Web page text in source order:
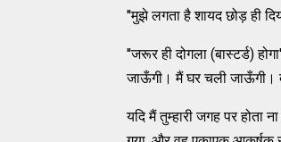
''मुझे लगता है शायद छोड़ ही
''जरूर ही दोगला (बास्टर्ड)
जाऊँगी। मैं घर चली जाऊँगी।
यदि मैं तुम्हारी जगह पर होता